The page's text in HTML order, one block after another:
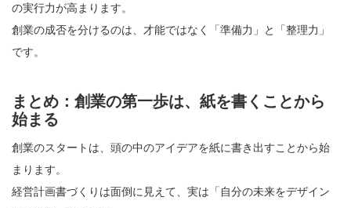
の実行力が高まります。
創業の成否を分けるのは、才能ではなく「準備力」と「整理力」
です。
まとめ：創業の第一歩は、紙を書くことから
始まる
創業のスタートは、頭の中のアイデアを紙に書き出すことから始
まります。
経営計画書づくりは面倒に見えて、実は「自分の未来をデザイン